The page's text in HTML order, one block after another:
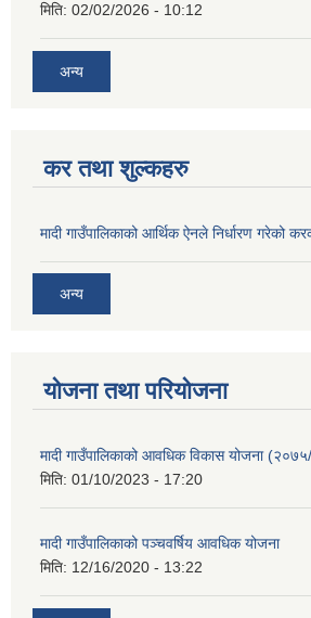
मिति: 02/02/2026 - 10:12
अन्य
कर तथा शुल्कहरु
मादी गाउँपालिकाको आर्थिक ऐनले निर्धारण गरेको
अन्य
योजना तथा परियोजना
मादी गाउँपालिकाको आवधिक विकास योजना
मिति: 01/10/2023 - 17:20
मादी गाउँपालिकाको पञ्चवर्षिय आवधिक योजना
मिति: 12/16/2020 - 13:22